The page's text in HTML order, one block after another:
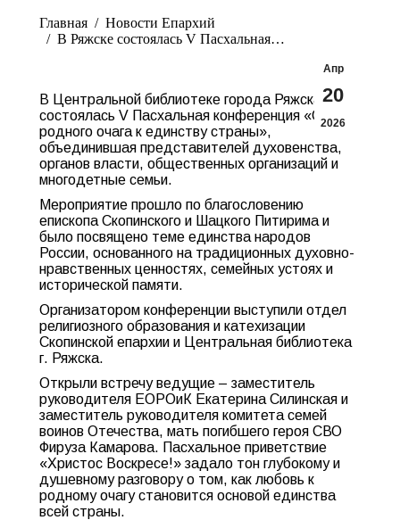
Главная
Новости Епархий
В Ряжске состоялась V Пасхальная…
Апр
20
2026
В Центральной библиотеке города Ряжска
состоялась V Пасхальная конференция «От
родного очага к единству страны»,
объединившая представителей духовенства,
органов власти, общественных организаций и
многодетные семьи.
Мероприятие прошло по благословению
епископа Скопинского и Шацкого Питирима и
было посвящено теме единства народов
России, основанного на традиционных духовно-
нравственных ценностях, семейных устоях и
исторической памяти.
Организатором конференции выступили отдел
религиозного образования и катехизации
Скопинской епархии и Центральная библиотека
г. Ряжска.
Открыли встречу ведущие – заместитель
руководителя ЕОРОиК Екатерина Силинская и
заместитель руководителя комитета семей
воинов Отечества, мать погибшего героя СВО
Фируза Камарова. Пасхальное приветствие
«Христос Воскресе!» задало тон глубокому и
душевному разговору о том, как любовь к
родному очагу становится основой единства
всей страны.